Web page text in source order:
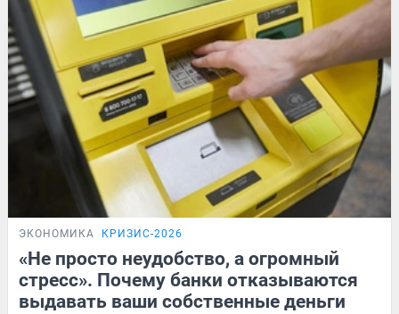
ЭКОНОМИКА КРИЗИС-2026
«Не просто неудобство, а огромный
стресс». Почему банки отказываются
выдавать ваши собственные деньги